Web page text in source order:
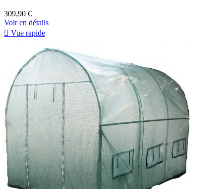
309,90 €
Voir en détails
 Vue rapide